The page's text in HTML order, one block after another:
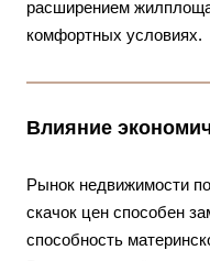
расширением
комфортных условиях.
Влияние
Рынок недвижимости
скачок цен способен
способность